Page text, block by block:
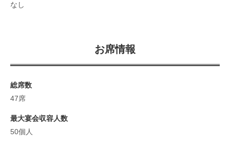
なし
お席情報
総席数
47席
最大宴会収容人数
50個人